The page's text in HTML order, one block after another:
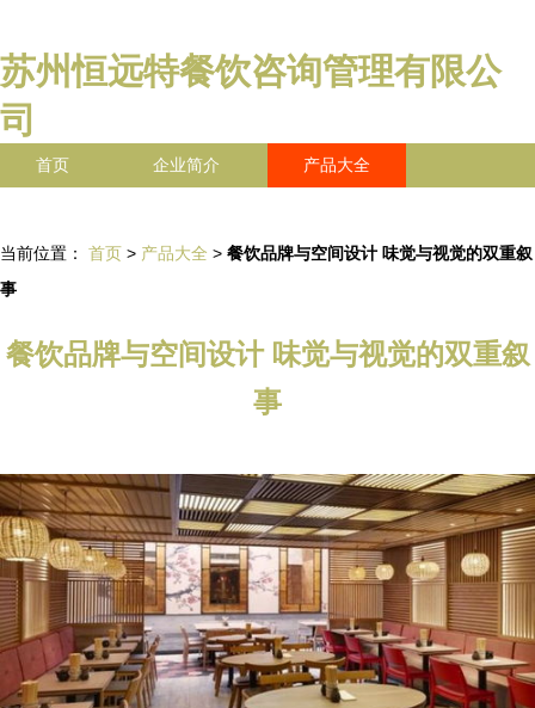
苏州恒远特餐饮咨询管理有限公
司
首页 企业简介 产品大全
当前位置： 首页 > 产品大全 > 餐饮品牌与空间设计 味觉与视觉的双重叙
事
餐饮品牌与空间设计 味觉与视觉的双重叙
事